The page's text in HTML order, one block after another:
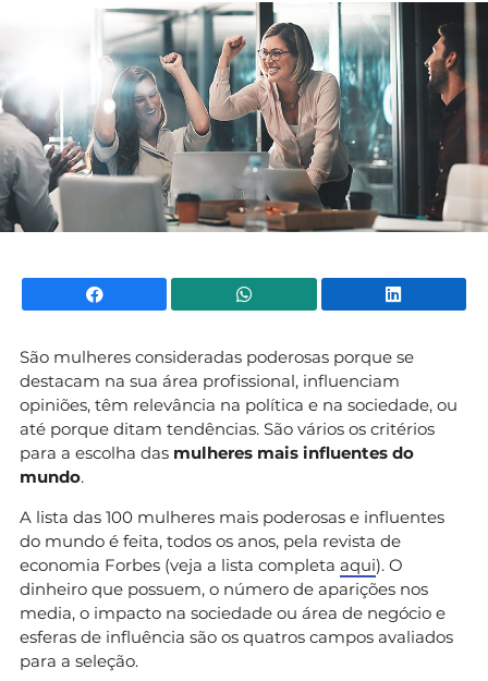
Facebook WhatsApp
São mulheres consideradas poderosas porque se
destacam na sua área profissional, influenciam
opiniões, têm relevância na política e na sociedade, ou
até porque ditam tendências. São vários os critérios
para a escolha das mulheres mais influentes do
mundo.
A lista das 100 mulheres mais poderosas e influentes
do mundo é feita, todos os anos, pela revista de
economia Forbes (veja a lista completa aqui). O
dinheiro que possuem, o número de aparições nos
media, o impacto na sociedade ou área de negócio e
esferas de influência são os quatros campos avaliados
para a seleção.